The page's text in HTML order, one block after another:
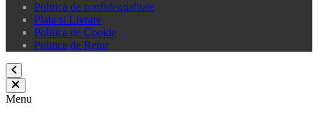
Politică de confidențialitate
Plata si Livrare
Politica de Cookie
Politica de Retur
Menu